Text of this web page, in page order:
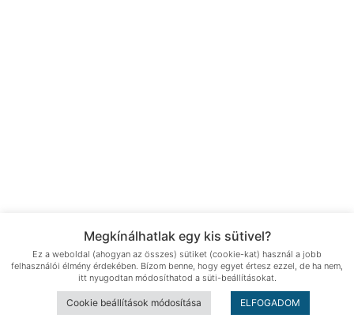
Megkínálhatlak egy kis sütivel?
Ez a weboldal (ahogyan az összes) sütiket (cookie-kat) használ a jobb
felhasználói élmény érdekében. Bízom benne, hogy egyet értesz ezzel, de ha nem,
itt nyugodtan módosíthatod a süti-beállításokat.
Cookie beállítások módosítása ELFOGADOM
Password reset link sentto your emailBezár
Your application is sentWe'll send you an email as
soon as your application is approved.Go to Profile
No account?RegisztrációBejelentkezés